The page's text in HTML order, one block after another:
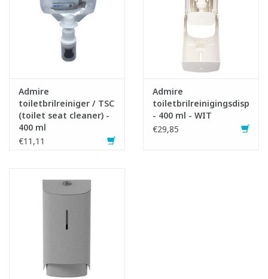
Admire
toiletbrilreiniger / TSC
(toilet seat cleaner) -
400 ml
€11,11
Admire
- 400 ml - WIT
€29,85